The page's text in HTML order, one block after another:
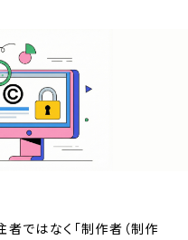
ではなく「制作者（制作